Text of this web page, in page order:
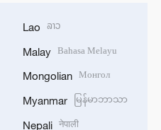
Lao ລາວ
Malay Bahasa Melayu
Mongolian Монгол
Myanmar မြန်မာဘာသာ
Nepali नेपाली